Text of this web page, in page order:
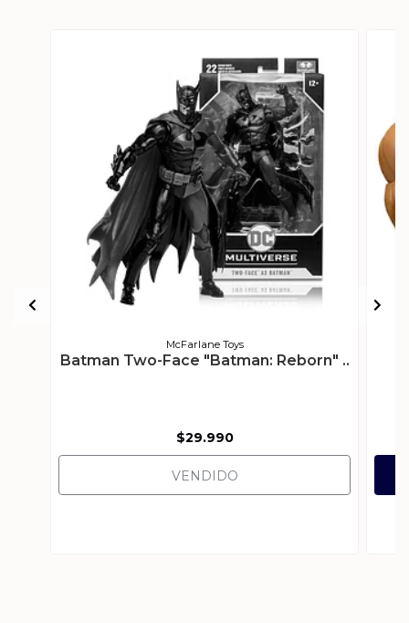
McFarlane Toys
Batman Two-Face "Batman: Reborn" ..
$29.990
VENDIDO